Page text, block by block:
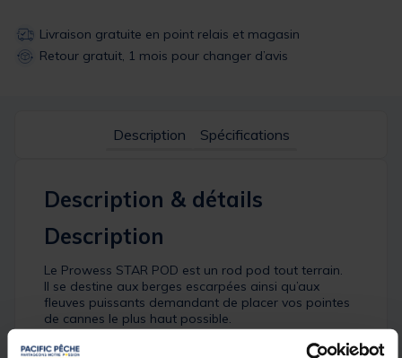
Livraison gratuite en point relais et magasin
Retour gratuit, 1 mois pour changer d’avis
Description Spécifications
Description & détails
Description
Le Prowess STAR POD est un rod pod tout terrain.
Il se destine aux berges escarpées ainsi qu’aux
fleuves puissants demandant de placer vos pointes
de cannes le plus haut possible.
Ce rod pod quatre pieds est un concentré de
réglages !Sa partie sert de glissière aux support de